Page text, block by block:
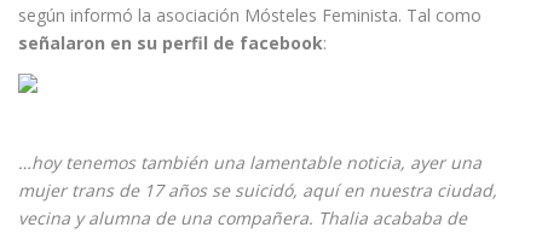
según informó la asociación Mósteles Feminista. Tal como
señalaron en su perfil de facebook:
…hoy tenemos también una lamentable noticia, ayer una
mujer trans de 17 años se suicidó, aquí en nuestra ciudad,
vecina y alumna de una compañera. Thalia acababa de